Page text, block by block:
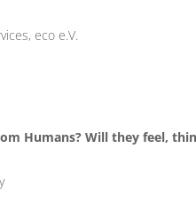
eco e.V.
Humans? Will they feel,